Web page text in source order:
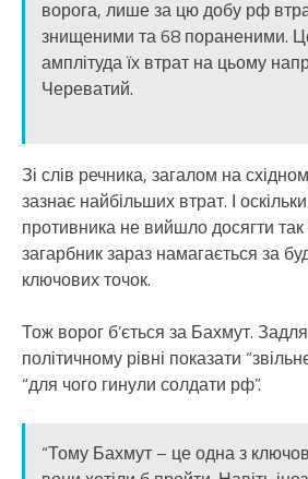
ворога, лише за цю добу рф
знищеними та 68 пораненими.
амплітуда їх втрат на цьому
Череватий.
Зі слів речника, загалом на
зазнає найбільших втрат. І
противника не вийшло досягти так
загарбник зараз намагається за
ключових точок.
Тож ворог б’ється за Бахмут.
політичному рівні показати
“для чого гинули солдати рф”.
“Тому Бахмут – це одна з